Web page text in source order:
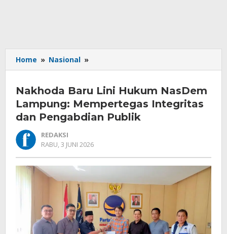
Home » Nasional »
Baru
Hukum
NasDem
Lampung:
Mempertegas
dan
Pengabdian
Publik
Nakhoda Baru Lini Hukum NasDem
Lampung: Mempertegas Integritas
dan Pengabdian Publik
REDAKSI
RABU, 3 JUNI 2026